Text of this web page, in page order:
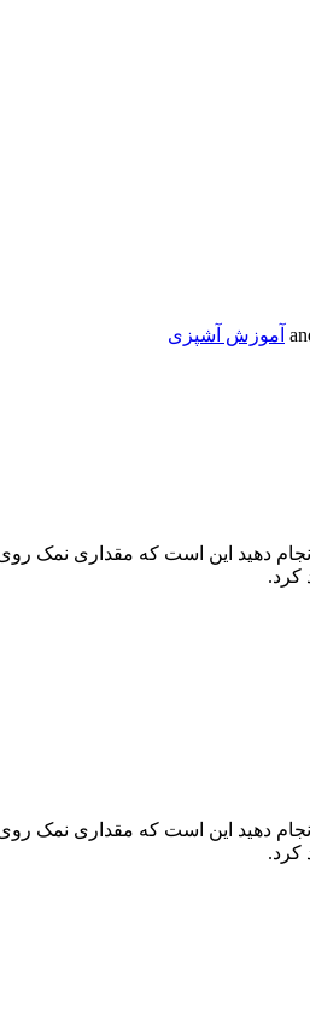
آموزش آشپزی
انجام دهید این است که مقداری نمک
کرد.
انجام دهید این است که مقداری نمک
کرد.